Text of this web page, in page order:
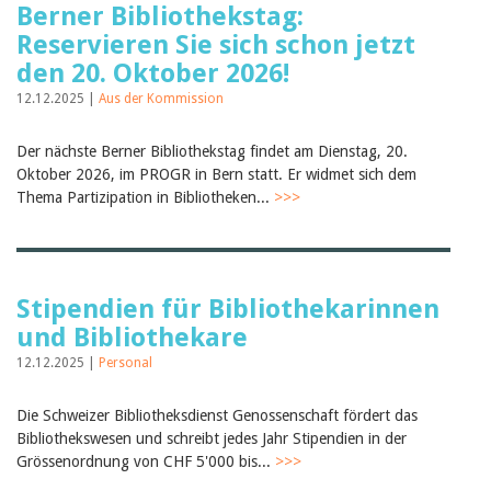
2016
2015
2014
2013
2012
Berner Bibliothekstag:
Reservieren Sie sich schon jetzt
den 20. Oktober 2026!
12.12.2025 | Aus der Kommission
Der nächste Berner Bibliothekstag findet am Dienstag, 20.
Oktober 2026, im PROGR in Bern statt. Er widmet sich dem
Thema Partizipation in Bibliotheken... >>>
Stipendien für Bibliothekarinnen
und Bibliothekare
12.12.2025 | Personal
Die Schweizer Bibliotheksdienst Genossenschaft fördert das
Bibliothekswesen und schreibt jedes Jahr Stipendien in der
Grössenordnung von CHF 5'000 bis... >>>